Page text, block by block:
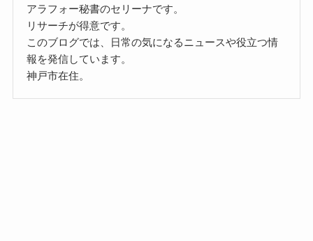
アラフォー秘書のセリーナです。
リサーチが得意です。
このブログでは、日常の気になるニュースや役立つ情
報を発信しています。
神戸市在住。